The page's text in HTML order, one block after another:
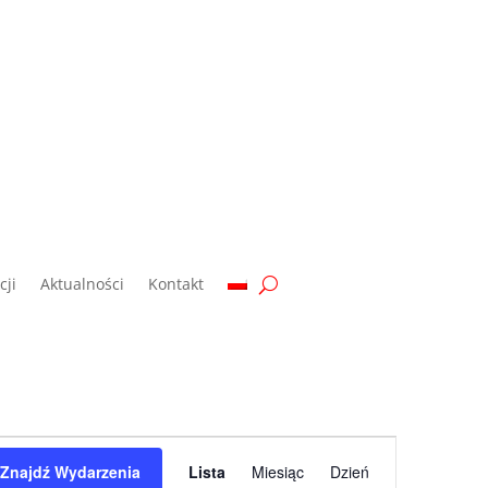
Aktualności Kontakt
Znajdź Wydarzenia
Wydarzenie
Widoki
Lista Miesiąc Dzień